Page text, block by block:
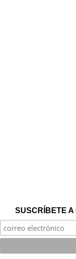
SUSCRÍBETE A